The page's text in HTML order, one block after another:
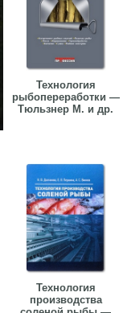
Технология
рыбопереработки —
Тюльзнер М. и др.
Технология
производства